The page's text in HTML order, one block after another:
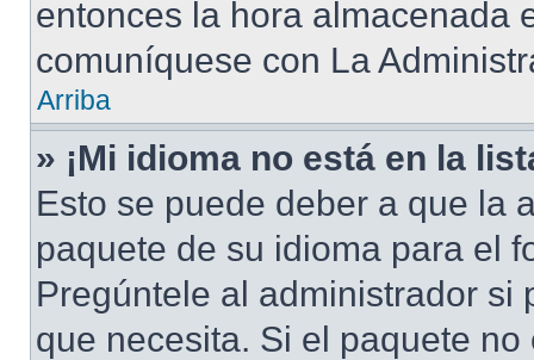
entonces la hora almacenada
comuníquese con La
Arriba
» ¡Mi idioma no está en la
Esto se puede deber a que la
paquete de su idioma para el
Pregúntele al administrador si
que necesita. Si el paquete